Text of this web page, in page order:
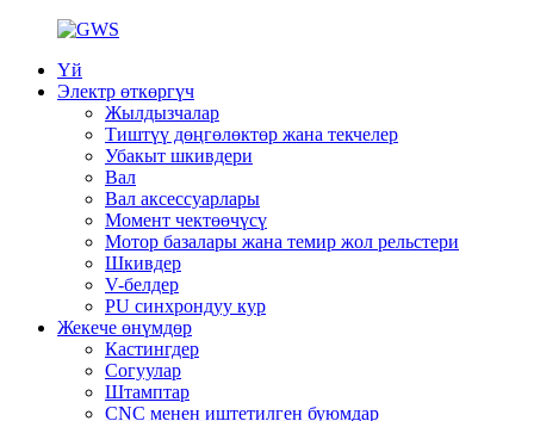
Үй
Электр өткөргүч
Жылдызчалар
Тиштүү дөңгөлөктөр жана текчелер
Убакыт шкивдери
Вал
Вал аксессуарлары
Момент чектөөчүсү
Мотор базалары жана темир жол рельстери
Шкивдер
V-белдер
PU синхрондуу кур
Жекече өнүмдөр
Кастингдер
Согуулар
Штамптар
CNC менен иштетилген буюмдар